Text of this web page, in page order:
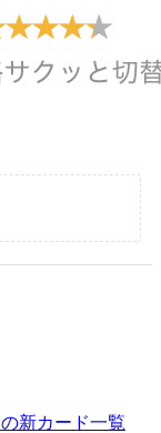
新カード一覧